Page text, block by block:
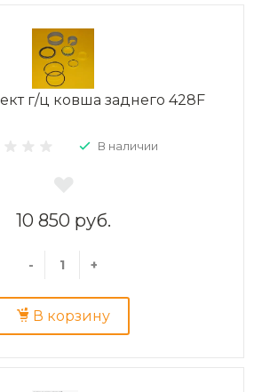
г/ц ковша заднего 428F
В наличии
10 850 руб.
- +
В корзину